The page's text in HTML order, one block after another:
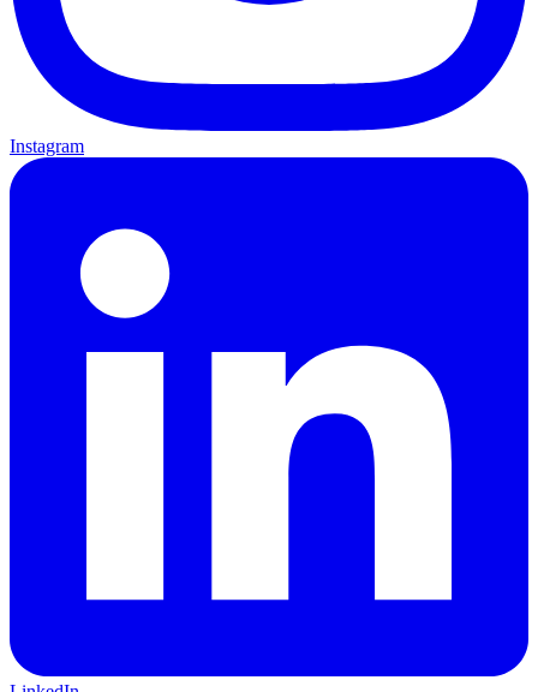
Instagram